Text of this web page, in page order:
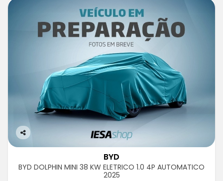
Co
rtil
BYD
BYD DOLPHIN MINI 38 KW ELETRICO 1.0 4P AUTOMATICO
2025